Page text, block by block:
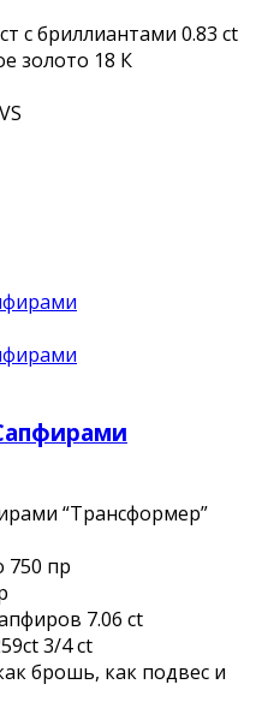
с бриллиантами 0.83 ct
золото 18 К
“Трансформер”
750 пр
7.06 ct
3/4 ct
брошь, как подвес и